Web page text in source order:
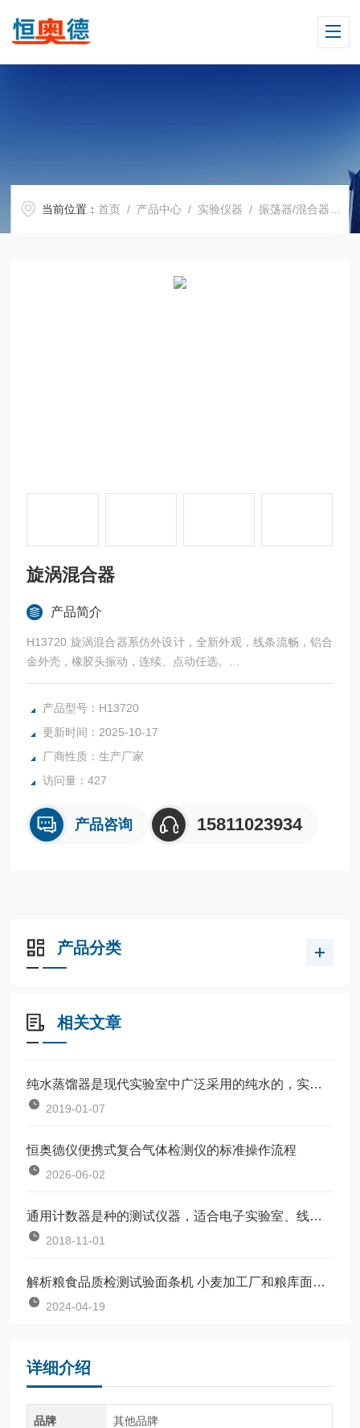
当前位置：首页 / 产品中心 / 实验仪器 /振荡器/混合器 /
旋涡混合器
产品简介
H13720 旋涡混合器系仿外设计，全新外观，线条流畅，铝合
金外壳，橡胶头振动，连续、点动任选。
广泛应用于基因工程、生化分析、工矿医院及其他一些需要对
液—液、液—固、固—固（粉末）混合的实验。
产品型号：H13720
更新时间：2025-10-17
厂商性质：生产厂家
访问量：427
产品咨询 15811023934
产品分类
相关文章
纯水蒸馏器是现代实验室中广泛采用的纯水的，实验室常用的设备之
2019-01-07
恒奥德仪便携式复合气体检测仪的标准操作流程
2026-06-02
通用计数器是种的测试仪器，适合电子实验室、线及数学、科研之用
2018-11-01
解析粮食品质检测试验面条机 小麦加工厂和粮库面粉品质评价仪
2024-04-19
详细介绍
品牌 其他品牌